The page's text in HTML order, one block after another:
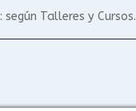
: según Talleres y Cursos.